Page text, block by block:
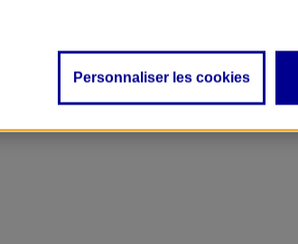
Personnaliser les cookies